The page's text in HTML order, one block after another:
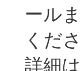
ール
くだ
詳細